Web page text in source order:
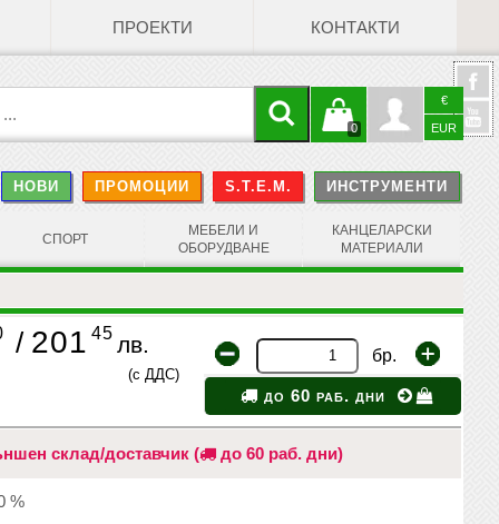
ПРОЕКТИ КОНТАКТИ
€
EUR
Профил
0
Кошницата
е празна
НОВИ ПРОМОЦИИ S.T.E.M. ИНСТРУМЕНТИ
СПОРТ
МЕБЕЛИ И
ОБОРУДВАНЕ
КАНЦЕЛАРСКИ
МАТЕРИАЛИ
/ 201 45 лв.
(с ДДС)
бр.
до 60 раб. дни
склад/доставчик ( до 60 раб. дни)
%